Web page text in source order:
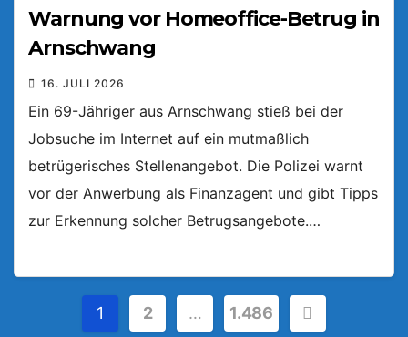
Warnung vor Homeoffice-Betrug in
Arnschwang
16. JULI 2026
Ein 69-Jähriger aus Arnschwang stieß bei der
Jobsuche im Internet auf ein mutmaßlich
betrügerisches Stellenangebot. Die Polizei warnt
vor der Anwerbung als Finanzagent und gibt Tipps
zur Erkennung solcher Betrugsangebote.…
Seitennummerierung
1 2 … 1.486